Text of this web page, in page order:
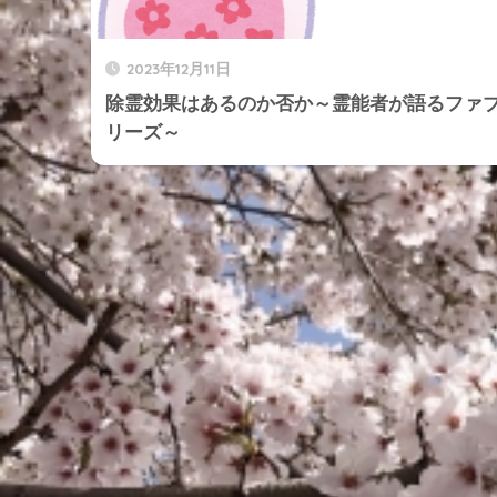
2023年12月11日
除霊効果はあるのか否か～霊能者が語るファ
リーズ～